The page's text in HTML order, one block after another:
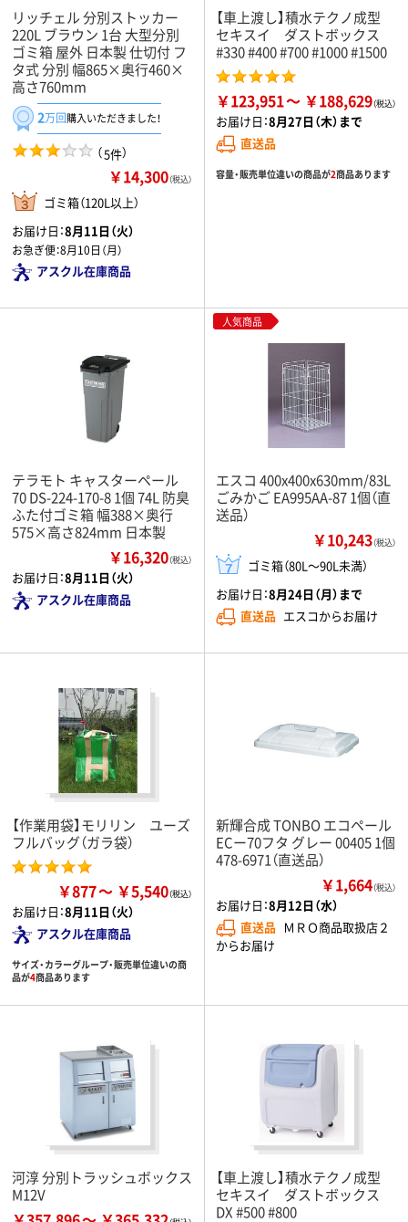
リッチェル 分別ストッカー
220L ブラウン 1台 大型分別
ゴミ箱 屋外 日本製 仕切付 フ
タ式 分別 幅865×奥行460×
高さ760mm
2万回購入いただきました！
（5件）
￥14,300（税込）
ゴミ箱（120L以上）
お届け日：8月11日（火）
お急ぎ便：8月10日（月）
アスクル在庫商品
【車上渡し】積水テクノ成型
セキスイ ダストボックス
#330 #400 #700 #1000 #1500
￥123,951 ￥188,629
お届け日：8月27日（木）まで
直送品
容量・販売単位違いの商品が2商品あります
テラモト キャスターペール
70 DS-224-170-8 1個 74L 防臭
ふた付ゴミ箱 幅388×奥行
575×高さ824mm 日本製
￥16,320（税込）
お届け日：8月11日（火）
アスクル在庫商品
人気商品
エスコ 400x400x630mm/83L
ごみかご EA995AA-87 1個（直
送品）
￥10,243（税込）
ゴミ箱（80L～90L未満）
お届け日：8月24日（月）まで
直送品 エスコからお届け
【作業用袋】モリリン ユーズ
フルバッグ（ガラ袋）
￥877 ￥5,540
お届け日：8月11日（火）
アスクル在庫商品
サイズ・カラーグループ・販売単位違いの商
品が4商品あります
新輝合成 TONBO エコペール
ECー70フタ グレー 00405 1個
478-6971（直送品）
￥1,664（税込）
お届け日：8月12日（水）
直送品 ＭＲＯ商品取扱店２
からお届け
河淳 分別トラッシュボックス
M12V
【車上渡し】積水テクノ成型
セキスイ ダストボックス
DX #500 #800